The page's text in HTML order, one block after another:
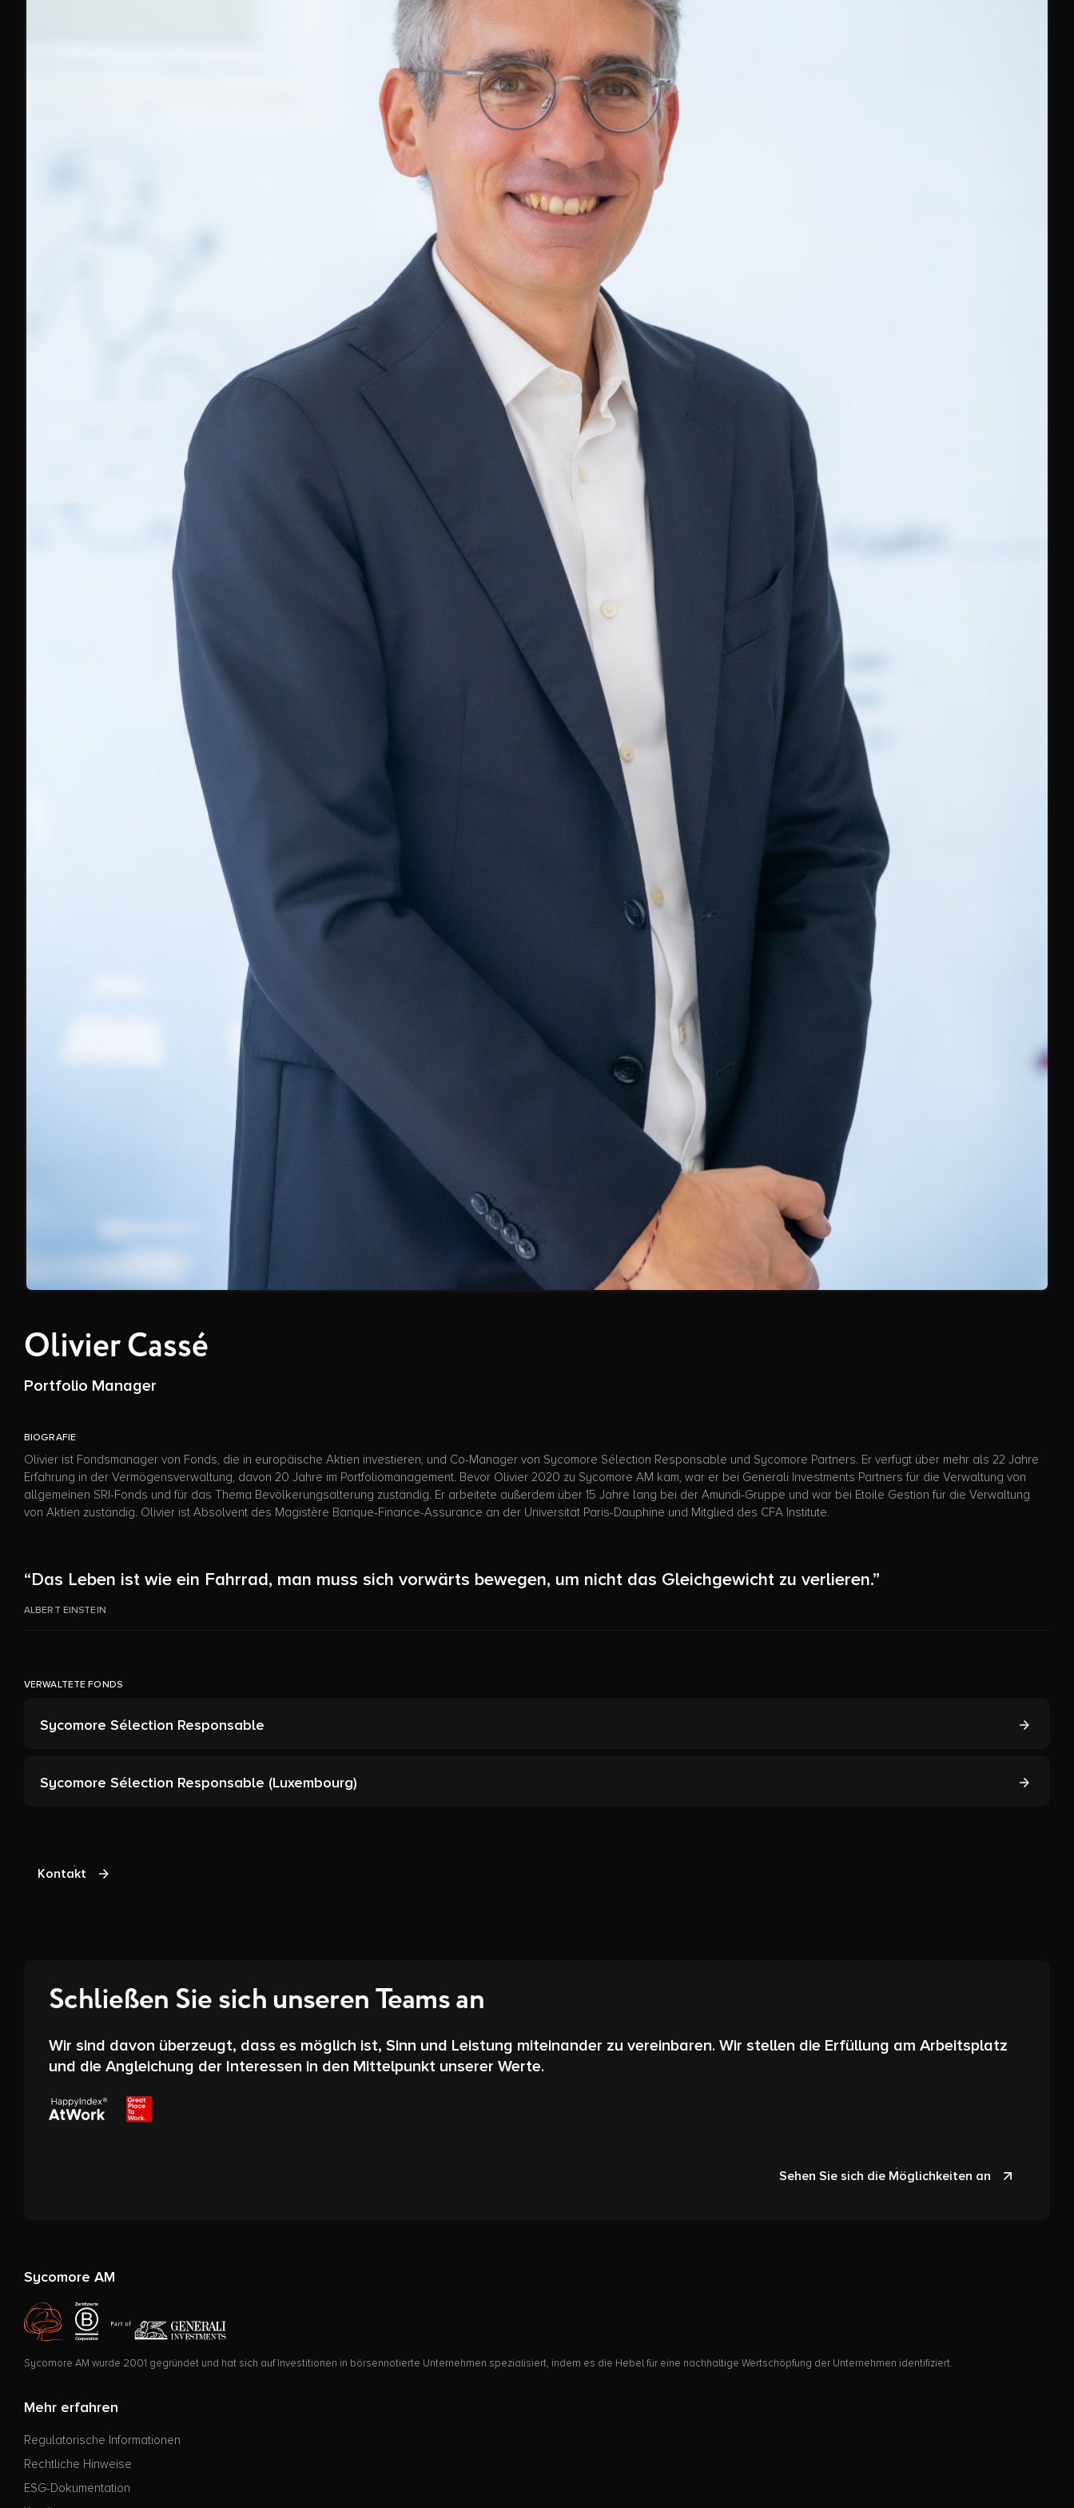
Olivier Cassé
Portfolio Manager
BIOGRAFIE
Olivier ist Fondsmanager von Fonds, die in europäische Aktien investieren, und Co-Manager von Sycomore Sélection Responsable und Sycomore Partners. Er verfügt über mehr als 22 Jahre
Erfahrung in der Vermögensverwaltung, davon 20 Jahre im Portfoliomanagement. Bevor Olivier 2020 zu Sycomore AM kam, war er bei Generali Investments Partners für die Verwaltung von
allgemeinen SRI-Fonds und für das Thema Bevölkerungsalterung zuständig. Er arbeitete außerdem über 15 Jahre lang bei der Amundi-Gruppe und war bei Etoile Gestion für die Verwaltung
von Aktien zuständig. Olivier ist Absolvent des Magistère Banque-Finance-Assurance an der Universität Paris-Dauphine und Mitglied des CFA Institute.
“Das Leben ist wie ein Fahrrad, man muss sich vorwärts bewegen, um nicht das Gleichgewicht zu verlieren.”
ALBERT EINSTEIN
VERWALTETE FONDS
Sycomore Sélection Responsable
Sycomore Sélection Responsable (Luxembourg)
Kontakt
Schließen Sie sich unseren Teams an
Wir sind davon überzeugt, dass es möglich ist, Sinn und Leistung miteinander zu vereinbaren. Wir stellen die Erfüllung am Arbeitsplatz
und die Angleichung der Interessen in den Mittelpunkt unserer Werte.
Sehen Sie sich die Möglichkeiten an
Sycomore AM
Sycomore AM wurde 2001 gegründet und hat sich auf Investitionen in börsennotierte Unternehmen spezialisiert, indem es die Hebel für eine nachhaltige Wertschöpfung der Unternehmen identifiziert.
Mehr erfahren
Regulatorische Informationen
Rechtliche Hinweise
ESG-Dokumentation